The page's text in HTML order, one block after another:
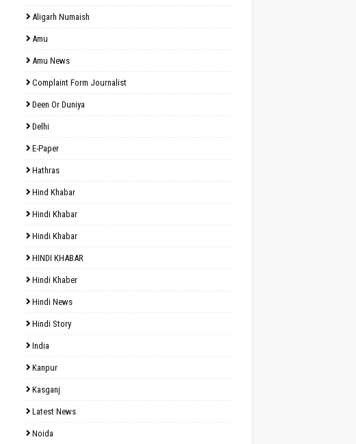
Aligarh Numaish
Amu
Amu News
Complaint Form Journalist
Deen Or Duniya
Delhi
E-Paper
Hathras
Hind Khabar
Hindi Khabar
Hindi Khabar
HINDI KHABAR
Hindi Khaber
Hindi News
Hindi Story
India
Kanpur
Kasganj
Latest News
Noida